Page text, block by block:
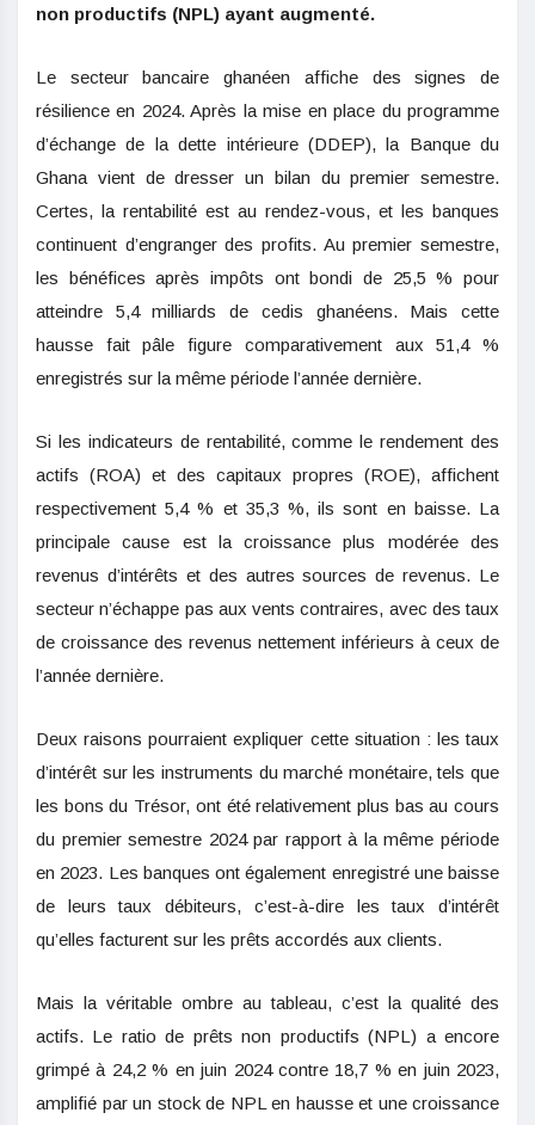
non productifs (NPL) ayant augmenté.
Le secteur bancaire ghanéen affiche des signes de
résilience en 2024. Après la mise en place du programme
d’échange de la dette intérieure (DDEP), la Banque du
Ghana vient de dresser un bilan du premier semestre.
Certes, la rentabilité est au rendez-vous, et les banques
continuent d’engranger des profits. Au premier semestre,
les bénéfices après impôts ont bondi de 25,5 % pour
atteindre 5,4 milliards de cedis ghanéens. Mais cette
hausse fait pâle figure comparativement aux 51,4 %
enregistrés sur la même période l’année dernière.
Si les indicateurs de rentabilité, comme le rendement des
actifs (ROA) et des capitaux propres (ROE), affichent
respectivement 5,4 % et 35,3 %, ils sont en baisse. La
principale cause est la croissance plus modérée des
revenus d’intérêts et des autres sources de revenus. Le
secteur n’échappe pas aux vents contraires, avec des taux
de croissance des revenus nettement inférieurs à ceux de
l’année dernière.
Deux raisons pourraient expliquer cette situation : les taux
d’intérêt sur les instruments du marché monétaire, tels que
les bons du Trésor, ont été relativement plus bas au cours
du premier semestre 2024 par rapport à la même période
en 2023. Les banques ont également enregistré une baisse
de leurs taux débiteurs, c’est-à-dire les taux d’intérêt
qu’elles facturent sur les prêts accordés aux clients.
Mais la véritable ombre au tableau, c’est la qualité des
actifs. Le ratio de prêts non productifs (NPL) a encore
grimpé à 24,2 % en juin 2024 contre 18,7 % en juin 2023,
amplifié par un stock de NPL en hausse et une croissance